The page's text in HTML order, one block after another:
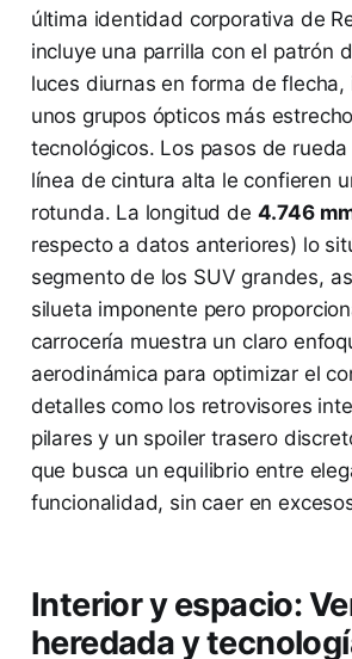
última identidad corporativa de
incluye una parrilla con el patrón
luces diurnas en forma de
unos grupos ópticos más
tecnológicos. Los pasos de
línea de cintura alta le confieren
rotunda. La longitud de 4.746
respecto a datos anteriores) lo
segmento de los SUV grandes,
silueta imponente pero
carrocería muestra un claro
aerodinámica para optimizar el
detalles como los retrovisores
pilares y un spoiler trasero
que busca un equilibrio entre
funcionalidad, sin caer en
Interior y espacio:
heredada y